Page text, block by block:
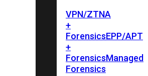
VPN/ZTNA
+
ForensicsEPP/APT
+
ForensicsManaged
Forensics